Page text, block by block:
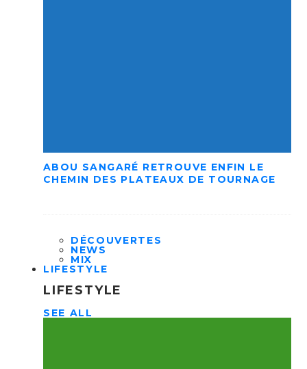
ABOU SANGARÉ RETROUVE ENFIN LE
CHEMIN DES PLATEAUX DE TOURNAGE
DÉCOUVERTES
NEWS
MIX
LIFESTYLE
LIFESTYLE
SEE ALL